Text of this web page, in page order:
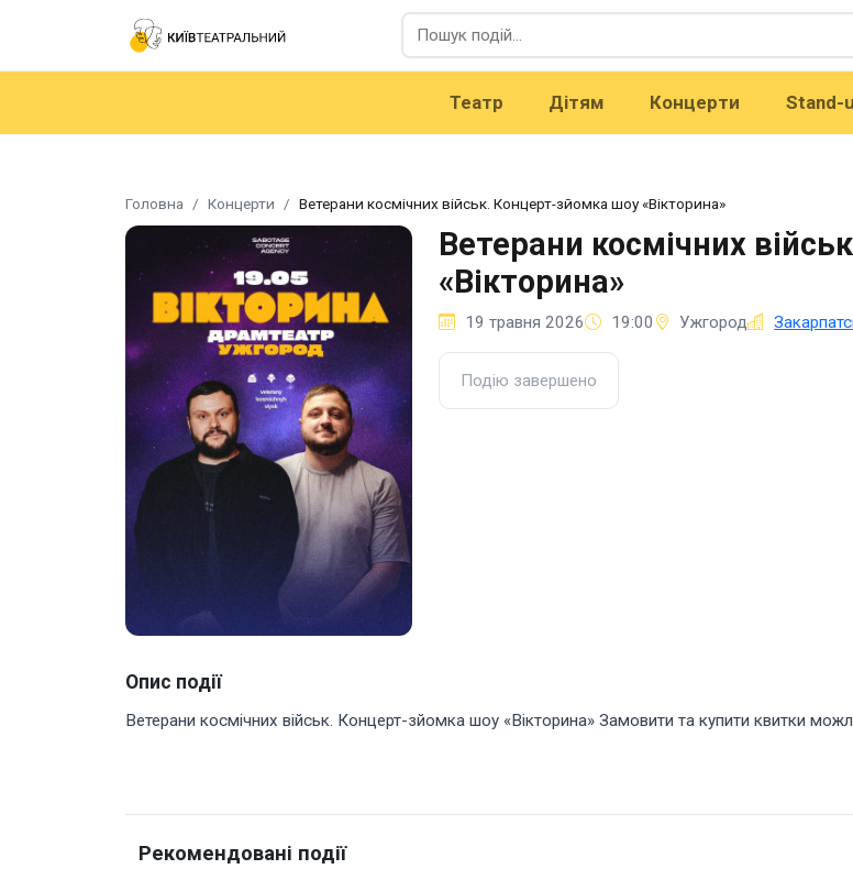
Театр Дітям Концерти Stand-
Головна Концерти Ветерани космічних військ. Концерт-зйомка шоу «Вікторина»
Ветерани космічних
«Вікторина»
19 травня 2026 19:00 Ужгород
Подію завершено
Опис події
Ветерани космічних військ. Концерт-зйомка шоу «Вікторина» Замовити та купити квитки
Рекомендовані події